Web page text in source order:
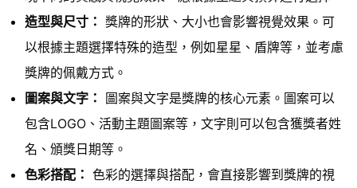
造型與尺寸： 獎牌的形狀、大小也會影響視覺效果。可
以根據主題選擇特殊的造型，例如星星、盾牌等，並考慮
獎牌的佩戴方式。
圖案與文字：
圖案與文字是獎牌的核心元素。圖案可以
包含LOGO、活動主題圖案等，文字則可以包含獲獎者姓
名、頒獎日期等。
色彩搭配： 色彩的選擇與搭配，會直接影響到獎牌的視